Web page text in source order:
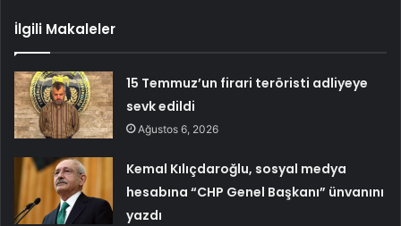
İlgili Makaleler
15 Temmuz’un firari teröristi adliyeye
sevk edildi
Ağustos 6, 2026
Kemal Kılıçdaroğlu, sosyal medya
hesabına “CHP Genel Başkanı” ünvanını
yazdı